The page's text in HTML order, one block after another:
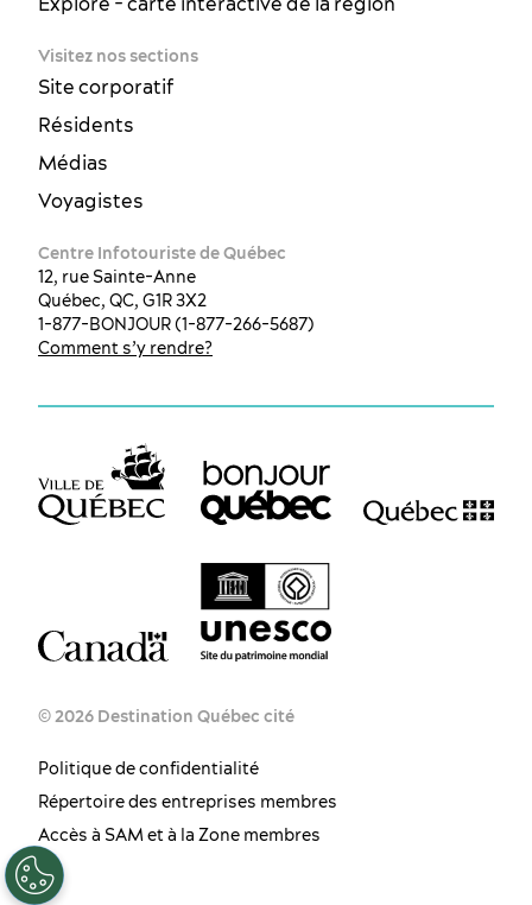
EN
FR ES
Visitez nos sections
Site corporatif
Résidents
Médias
Voyagistes
Centre Infotouriste de Québec
12, rue Sainte-Anne
Québec, QC, G1R 3X2
1-877-BONJOUR (1-877-266-5687)
Comment s’y rendre?
© 2026 Destination Québec cité
Politique de confidentialité
Répertoire des entreprises membres
Accès à SAM et à la Zone membres